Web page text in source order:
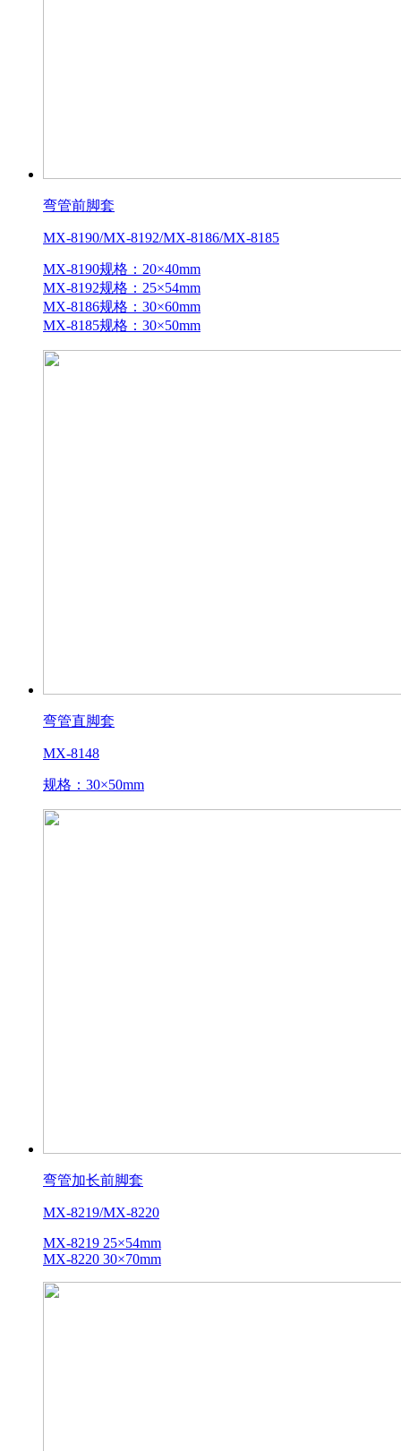
弯管前脚套
MX-8190/MX-8192/MX-8186/MX-8185
MX-8190规格：20×40mm
MX-8192规格：25×54mm
MX-8186规格：30×60mm
MX-8185规格：30×50mm
弯管直脚套
MX-8148
规格：30×50mm
弯管加长前脚套
MX-8219/MX-8220
MX-8219 25×54mm
MX-8220 30×70mm